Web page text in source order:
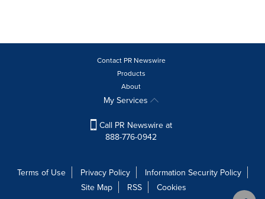
Contact PR Newswire
Products
About
My Services
Call PR Newswire at
888-776-0942
Terms of Use Privacy Policy
Information Security Policy
Site Map
RSS
Cookies